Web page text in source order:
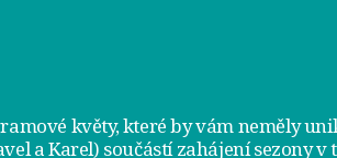
květy, které by vám neměly
a Karel) součástí zahájení sezony v